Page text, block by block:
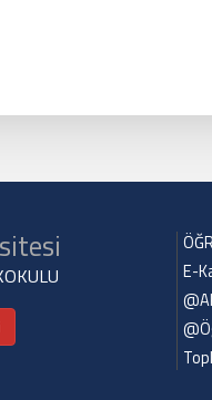
E-